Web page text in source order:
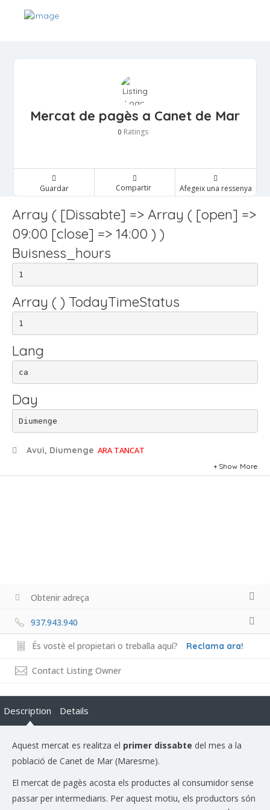
Mercat de pagès a Canet de Mar
0 Ratings
Guardar Compartir Afegeix una ressenya
Array ( [Dissabte] => Array ( [open] =>
09:00 [close] => 14:00 ) )
Buisness_hours
1
Array ( ) TodayTimeStatus
1
Lang
ca
Day
Diumenge
Avui, Diumenge ARA TANCAT
Show More
Obtenir adreça
937.943.940
És vostè el propietari o treballa aquí? Reclama ara!
Contact Listing Owner
Description Details
Aquest mercat es realitza el primer dissabte del mes a la
població de Canet de Mar (Maresme).
El mercat de pagès acosta els productes al consumidor sense
passar per intermediaris. Per aquest motiu, els productors són